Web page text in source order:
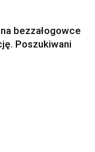
bezzałogowce
Poszukiwani